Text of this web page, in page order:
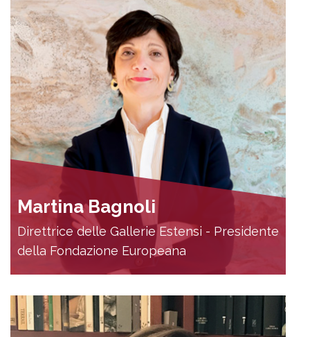
Martina Bagnoli
Direttrice delle Gallerie Estensi - Presidente
della Fondazione Europeana